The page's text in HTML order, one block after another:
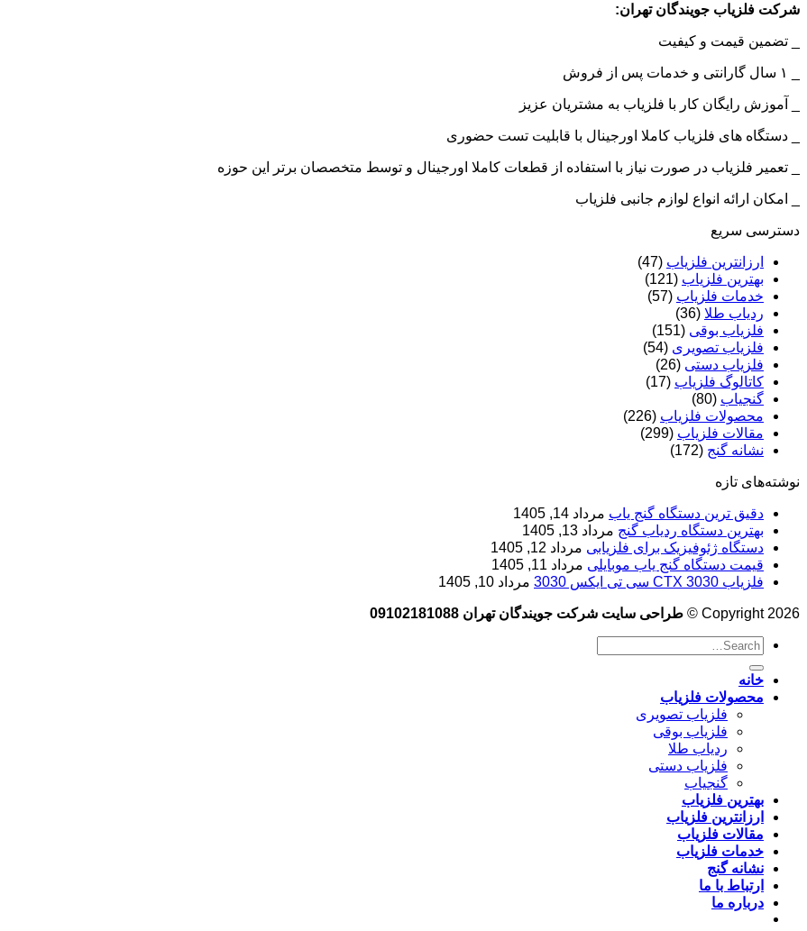
شرکت فلزیاب جویندگان تهران:
_ تضمین قیمت و کیفیت
_ آموزش رایگان کار با فلزیاب به مشتریان عزیز
_ دستگاه های فلزیاب کاملا اورجینال با قابلیت تست حضوری
_ تعمیر فلزیاب در صورت نیاز با استفاده از قطعات کاملا اورجینال و توسط متخصصان برتر این حوزه
_ امکان ارائه انواع لوازم جانبی فلزیاب
دسترسی سریع
ارزانترین فلزیاب (47)
بهترین فلزیاب (121)
خدمات فلزیاب (57)
ردیاب طلا (36)
فلزیاب بوقی (151)
فلزیاب تصویری (54)
فلزیاب دستی (26)
کاتالوگ فلزیاب (17)
گنجیاب (80)
محصولات فلزیاب (226)
مقالات فلزیاب (299)
نشانه گنج (172)
نوشته‌های تازه
دقیق ترین دستگاه گنج یاب مرداد 14, 1405
بهترین دستگاه ردیاب گنج مرداد 13, 1405
دستگاه ژئوفیزیک برای فلزیابی مرداد 12, 1405
قیمت دستگاه گنج یاب موبایلی مرداد 11, 1405
فلزیاب CTX 3030 سی تی ایکس 3030
مرداد 10, 1405
Copyright 2026 © طراحی سایت شرکت جویندگان تهران 09102181088
خانه
محصولات فلزیاب
فلزیاب تصویری
فلزیاب بوقی
ردیاب طلا
فلزیاب دستی
گنجیاب
بهترین فلزیاب
ارزانترین فلزیاب
مقالات فلزیاب
خدمات فلزیاب
نشانه گنج
ارتباط با ما
درباره ما